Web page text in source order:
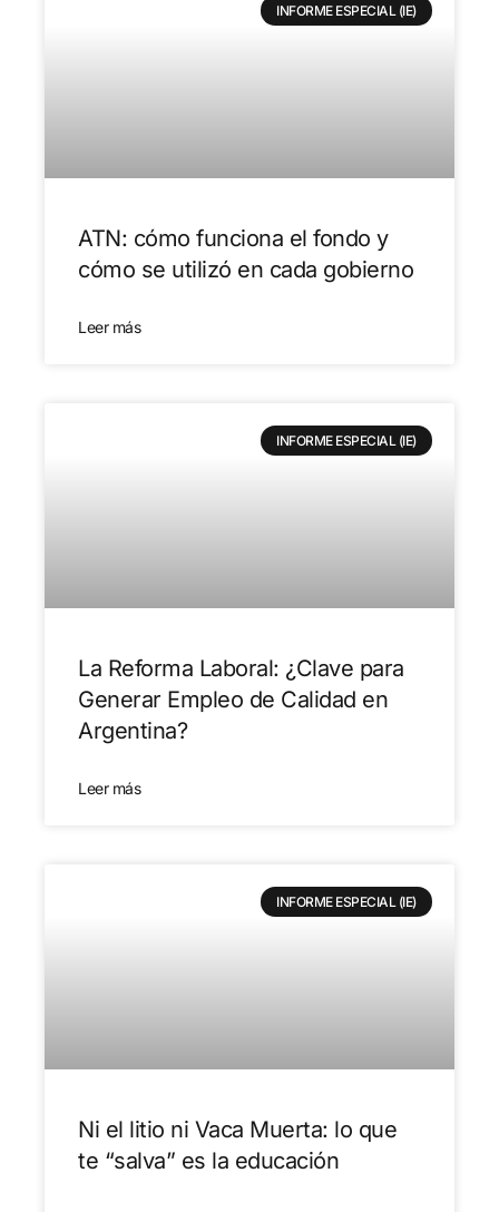
INFORME ESPECIAL (IE)
ATN: cómo funciona el fondo y
cómo se utilizó en cada gobierno
Leer más
INFORME ESPECIAL (IE)
La Reforma Laboral: ¿Clave para
Generar Empleo de Calidad en
Argentina?
Leer más
INFORME ESPECIAL (IE)
Ni el litio ni Vaca Muerta: lo que
te “salva” es la educación